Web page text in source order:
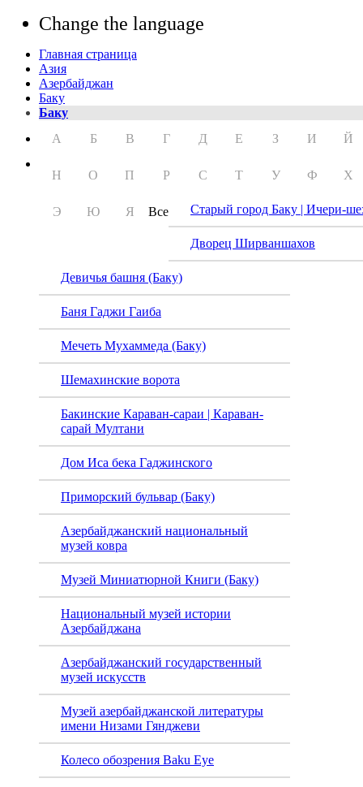
Change the language
Главная страница
Азия
Азербайджан
Баку
Баку
А
Б В Г Д Е З И Й
Н О П Р С Т У Ф Х
Э Ю Я Все Старый город Баку | Ичери-
Дворец Ширваншахов
Девичья башня (Баку)
Баня Гаджи Гаиба
Мечеть Мухаммеда (Баку)
Шемахинские ворота
Бакинские Караван-сараи | Караван-
сарай Мултани
Дом Иса бека Гаджинского
Приморский бульвар (Баку)
Азербайджанский национальный
музей ковра
Музей Миниатюрной Книги (Баку)
Национальный музей истории
Азербайджана
Азербайджанский государственный
музей искусств
Музей азербайджанской литературы
имени Низами Гянджеви
Колесо обозрения Baku Eye